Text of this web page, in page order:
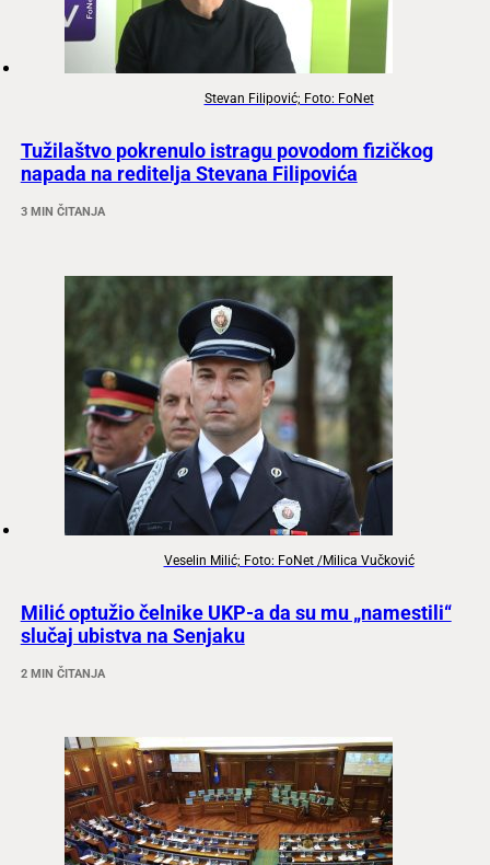
Stevan Filipović; Foto: FoNet
Tužilaštvo pokrenulo istragu povodom fizičkog
napada na reditelja Stevana Filipovića
3 MIN ČITANJA
Veselin Milić; Foto: FoNet /Milica Vučković
Milić optužio čelnike UKP-a da su mu „namestili“
slučaj ubistva na Senjaku
2 MIN ČITANJA